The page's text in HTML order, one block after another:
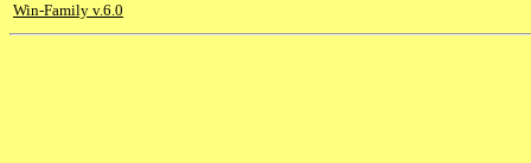
Win-Family v.6.0